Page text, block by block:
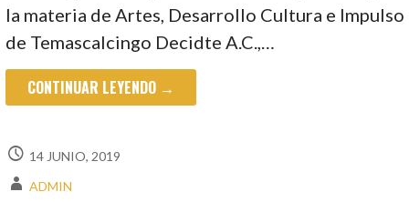
14 JUNIO, 2019
ADMIN
la materia de Artes, Desarrollo Cultura e Impulso
de Temascalcingo Decidte A.C.,…
CONTINUAR LEYENDO →